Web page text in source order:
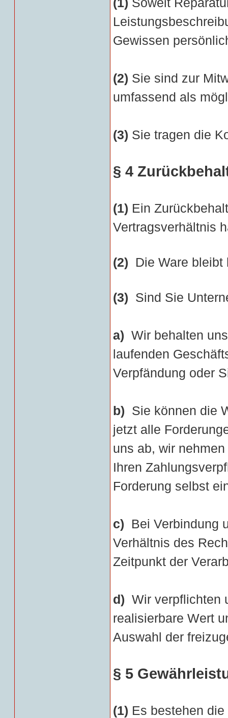
Gewissen
(2) Sie sind zur
umfassend als
(3) Sie tragen die
§ 4
(1) Ein
Vertragsverhältnis
(2) Die Ware bleibt
(3) Sind Sie
a) Wir behalten
laufenden
Verpfändung oder
b) Sie können die
jetzt alle
uns ab, wir
Ihren
Forderung selbst
c) Bei Verbindung
Verhältnis des
Zeitpunkt der
d) Wir verpflichten
realisierbare Wert
Auswahl der
§ 5
(1) Es bestehen